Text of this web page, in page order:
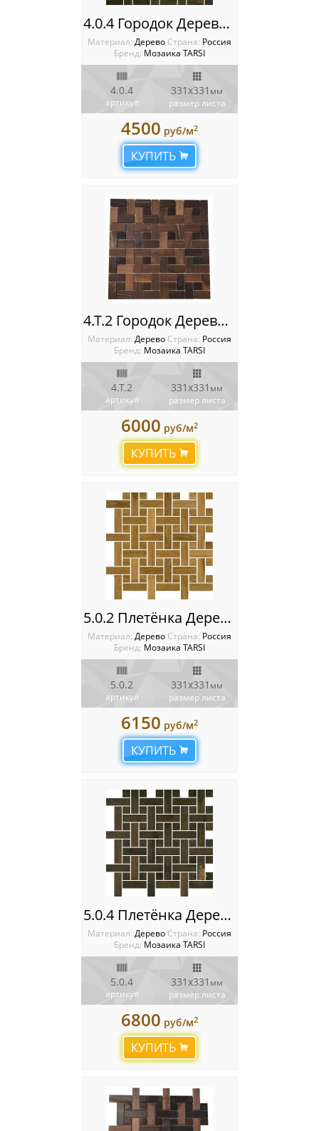
4.0.4 Городок Деревянная мозаика TARSI Intarsia
Материал: Дерево Cтрана: Россия
Бренд: Мозаика TARSI
4.0.4
артикул
331х331 мм
размер листа
4500 руб/м2
КУПИТЬ
4.Т.2 Городок Деревянная мозаика TARSI Intarsia
Материал: Дерево Cтрана: Россия
Бренд: Мозаика TARSI
4.Т.2
артикул
331х331 мм
размер листа
6000 руб/м2
КУПИТЬ
5.0.2 Плетёнка Деревянная мозаика TARSI Intarsia
Материал: Дерево Cтрана: Россия
Бренд: Мозаика TARSI
5.0.2
артикул
331х331 мм
размер листа
6150 руб/м2
КУПИТЬ
5.0.4 Плетёнка Деревянная мозаика TARSI Intarsia
Материал: Дерево Cтрана: Россия
Бренд: Мозаика TARSI
5.0.4
артикул
331х331 мм
размер листа
6800 руб/м2
КУПИТЬ